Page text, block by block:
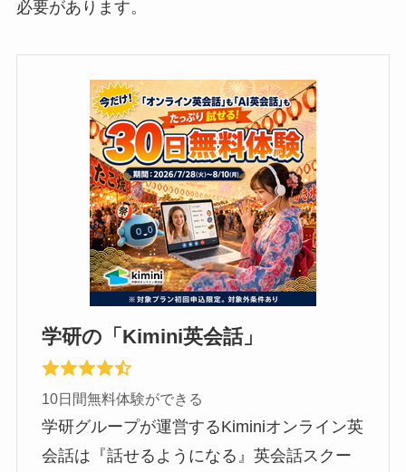
必要があります。
学研の「Kimini英会話」
10日間無料体験ができる
学研グループが運営するKiminiオンライン英
会話は『話せるようになる』英会話スクー